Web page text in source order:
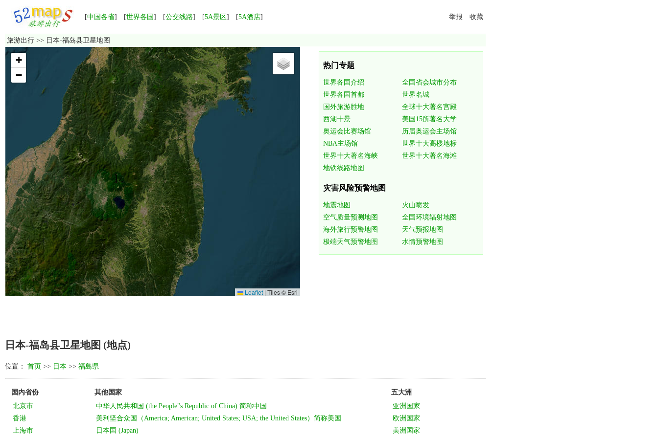
[中国各省] [世界各国 ] [公交线路] [5A景区] [5A酒店] 举报 收藏
旅游出行 >> 日本-福岛县卫星地图
加载中，如果长时间无法显示，请点击这里重新加载！
+
−
Leaflet | Tiles © Esri
日本-福岛县卫星地图 (地点)
位置： 首页 >> 日本 >> 福島県